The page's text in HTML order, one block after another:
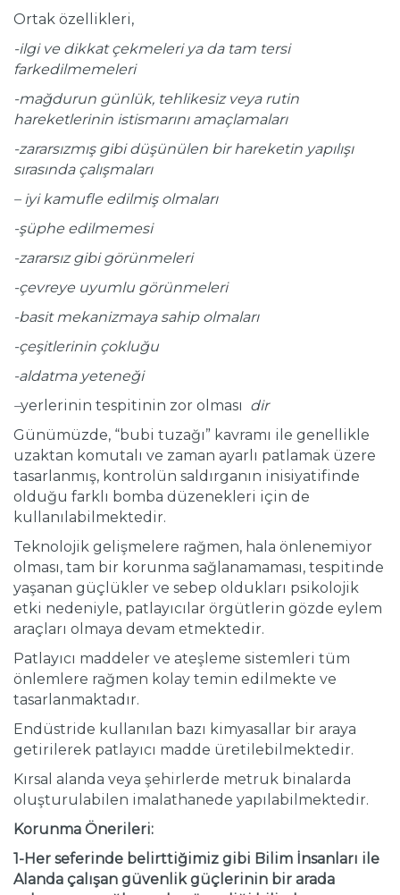
Ortak özellikleri,
-ilgi ve dikkat çekmeleri ya da tam tersi
farkedilmemeleri
-mağdurun günlük, tehlikesiz veya rutin
hareketlerinin istismarını amaçlamaları
-zararsızmış gibi düşünülen bir hareketin yapılışı
sırasında çalışmaları
– iyi kamufle edilmiş olmaları
-şüphe edilmemesi
-zararsız gibi görünmeleri
-çevreye uyumlu görünmeleri
-basit mekanizmaya sahip olmaları
-çeşitlerinin çokluğu
-aldatma yeteneği
–yerlerinin tespitinin zor olması dir
Günümüzde, “bubi tuzağı” kavramı ile genellikle
uzaktan komutalı ve zaman ayarlı patlamak üzere
tasarlanmış, kontrolün saldırganın inisiyatifinde
olduğu farklı bomba düzenekleri için de
kullanılabilmektedir.
Teknolojik gelişmelere rağmen, hala önlenemiyor
olması, tam bir korunma sağlanamaması, tespitinde
yaşanan güçlükler ve sebep oldukları psikolojik
etki nedeniyle, patlayıcılar örgütlerin gözde eylem
araçları olmaya devam etmektedir.
Patlayıcı maddeler ve ateşleme sistemleri tüm
önlemlere rağmen kolay temin edilmekte ve
tasarlanmaktadır.
Endüstride kullanılan bazı kimyasallar bir araya
getirilerek patlayıcı madde üretilebilmektedir.
Kırsal alanda veya şehirlerde metruk binalarda
oluşturulabilen imalathanede yapılabilmektedir.
Korunma Önerileri:
1-Her seferinde belirttiğimiz gibi Bilim İnsanları ile
Alanda çalışan güvenlik güçlerinin bir arada